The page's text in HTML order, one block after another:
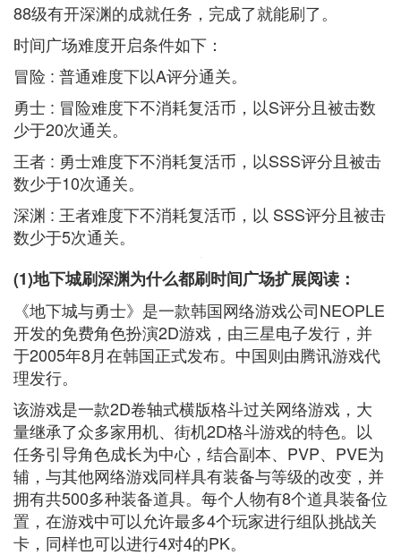
88级有开深渊的成就任务，完成了就能刷了。
时间广场难度开启条件如下：
冒险 : 普通难度下以A评分通关。
勇士 : 冒险难度下不消耗复活币，以S评分且被击数
少于20次通关。
王者 : 勇士难度下不消耗复活币，以SSS评分且被击
数少于10次通关。
深渊 : 王者难度下不消耗复活币，以 SSS评分且被击
数少于5次通关。
(1)地下城刷深渊为什么都刷时间广场扩展阅读：
《地下城与勇士》是一款韩国网络游戏公司NEOPLE
开发的免费角色扮演2D游戏，由三星电子发行，并
于2005年8月在韩国正式发布。中国则由腾讯游戏代
理发行。
该游戏是一款2D卷轴式横版格斗过关网络游戏，大
量继承了众多家用机、街机2D格斗游戏的特色。以
任务引导角色成长为中心，结合副本、PVP、PVE为
辅，与其他网络游戏同样具有装备与等级的改变，并
拥有共500多种装备道具。每个人物有8个道具装备位
置，在游戏中可以允许最多4个玩家进行组队挑战关
卡，同样也可以进行4对4的PK。